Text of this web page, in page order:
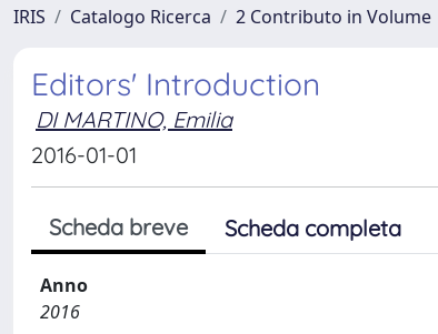
IRIS Catalogo Ricerca 2 Contributo in Volume
Editors' Introduction
DI MARTINO, Emilia
2016-01-01
Scheda breve Scheda completa
Anno
2016